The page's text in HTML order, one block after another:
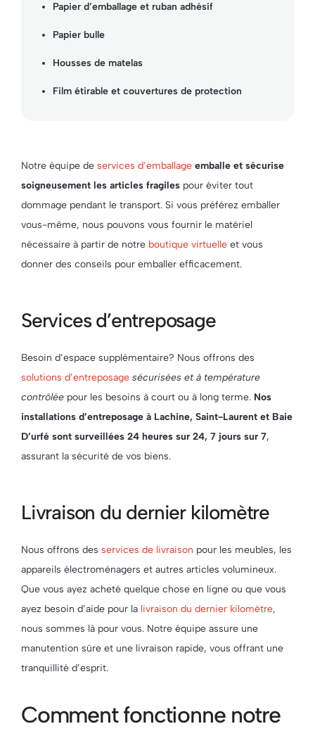
Papier d’emballage et ruban adhésif
Papier bulle
Housses de matelas
Film étirable et couvertures de protection
Notre équipe de services d’emballage emballe et sécurise
soigneusement les articles fragiles pour éviter tout
dommage pendant le transport. Si vous préférez emballer
vous-même, nous pouvons vous fournir le matériel
nécessaire à partir de notre boutique virtuelle et vous
donner des conseils pour emballer efficacement.
Services d’entreposage
Besoin d’espace supplémentaire? Nous offrons des
solutions d’entreposage sécurisées et à température
contrôlée pour les besoins à court ou à long terme. Nos
installations d’entreposage à Lachine, Saint-Laurent et Baie
D’urfé sont surveillées 24 heures sur 24, 7 jours sur 7,
assurant la sécurité de vos biens.
Livraison du dernier kilomètre
Nous offrons des services de livraison pour les meubles, les
appareils électroménagers et autres articles volumineux.
Que vous ayez acheté quelque chose en ligne ou que vous
ayez besoin d’aide pour la livraison du dernier kilomètre,
nous sommes là pour vous. Notre équipe assure une
manutention sûre et une livraison rapide, vous offrant une
tranquillité d’esprit.
Comment fonctionne notre